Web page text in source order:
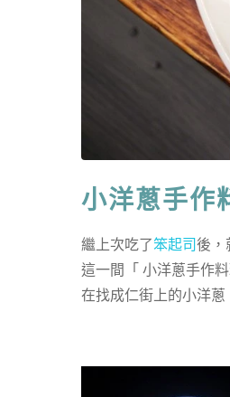
小洋蔥手作
繼上次吃了笨起司後，
這一間「 小洋蔥手作
在找成仁街上的小洋蔥